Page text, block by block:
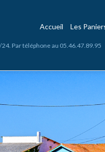
Par téléphone au 05.46.47.89.95
Accueil Les